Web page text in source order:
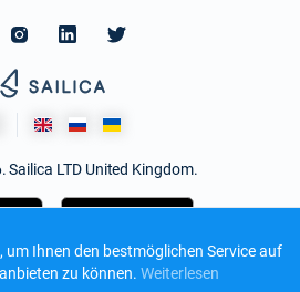
um Ihnen den bestmöglichen Service auf
zu können. Weiterlesen
LTD United Kingdom.